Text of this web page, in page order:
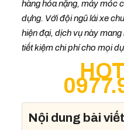
hàng hóa nặng, máy móc
dựng. Với đội ngũ lái xe
hiện đại, dịch vụ này
tiết kiệm chi phí cho mọi
Nội dung bài viết